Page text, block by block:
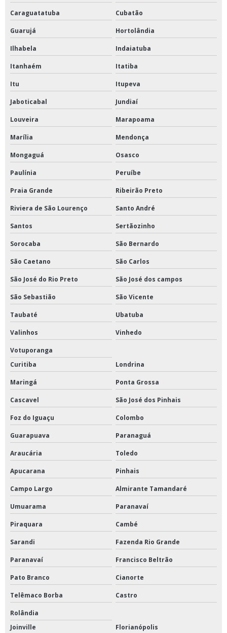
Caraguatatuba Cubatão
Guarujá Hortolândia
Ilhabela Indaiatuba
Itanhaém Itatiba
Itu Itupeva
Jaboticabal Jundiaí
Louveira Marapoama
Marília Mendonça
Mongaguá Osasco
Paulínia Peruíbe
Praia Grande Ribeirão Preto
Riviera de São Lourenço Santo André
Santos Sertãozinho
Sorocaba São Bernardo
São Caetano São Carlos
São José do Rio Preto São José dos campos
São Sebastião São Vicente
Taubaté Ubatuba
Valinhos Vinhedo
Votuporanga
Curitiba
Londrina
Maringá Ponta Grossa
Cascavel São José dos Pinhais
Foz do Iguaçu Colombo
Guarapuava Paranaguá
Araucária Toledo
Apucarana Pinhais
Campo Largo Almirante Tamandaré
Umuarama Paranavaí
Piraquara Cambé
Sarandi Fazenda Rio Grande
Paranavaí Francisco Beltrão
Pato Branco Cianorte
Telêmaco Borba Castro
Rolândia
Joinville
Florianópolis